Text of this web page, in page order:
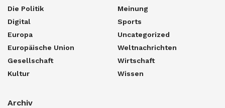
Die Politik
Digital
Europa
Europäische Union
Gesellschaft
Kultur
Meinung
Sports
Uncategorized
Weltnachrichten
Wirtschaft
Wissen
Archiv